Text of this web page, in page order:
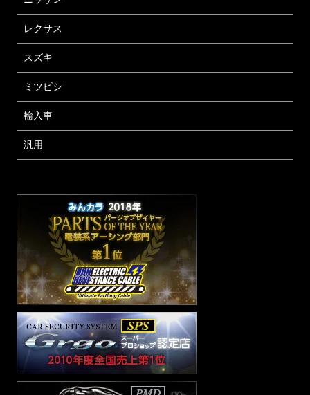
レクサス
スズキ
ミツビシ
輸入車
汎用